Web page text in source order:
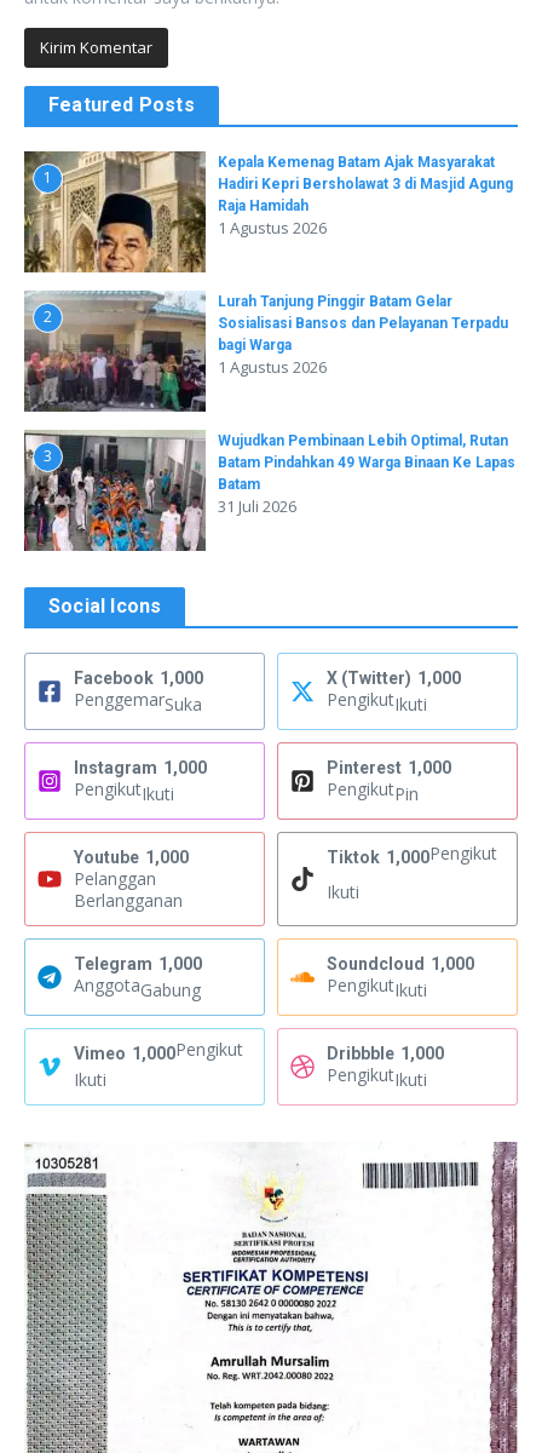
Featured Posts
1
Kepala Kemenag Batam Ajak Masyarakat
Hadiri Kepri Bersholawat 3 di Masjid Agung
Raja Hamidah
1 Agustus 2026
2
Lurah Tanjung Pinggir Batam Gelar
Sosialisasi Bansos dan Pelayanan Terpadu
bagi Warga
1 Agustus 2026
3
Wujudkan Pembinaan Lebih Optimal, Rutan
Batam Pindahkan 49 Warga Binaan Ke Lapas
Batam
31 Juli 2026
Social Icons
Facebook 1,000
PenggemarSuka
X (Twitter) 1,000
PengikutIkuti
Instagram 1,000
PengikutIkuti
Pinterest 1,000
PengikutPin
Youtube 1,000
Pelanggan
Berlangganan
Tiktok 1,000Pengikut
Ikuti
Telegram 1,000
AnggotaGabung
Soundcloud 1,000
PengikutIkuti
Vimeo 1,000Pengikut
Ikuti
Dribbble 1,000
PengikutIkuti